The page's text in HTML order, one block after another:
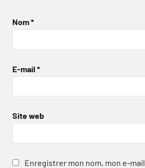
Nom*
E-mail *
Site web
Enregistrer mon nom, mon e-